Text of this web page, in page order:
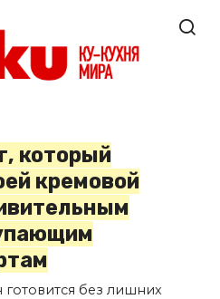
который
кремовой
без лишних